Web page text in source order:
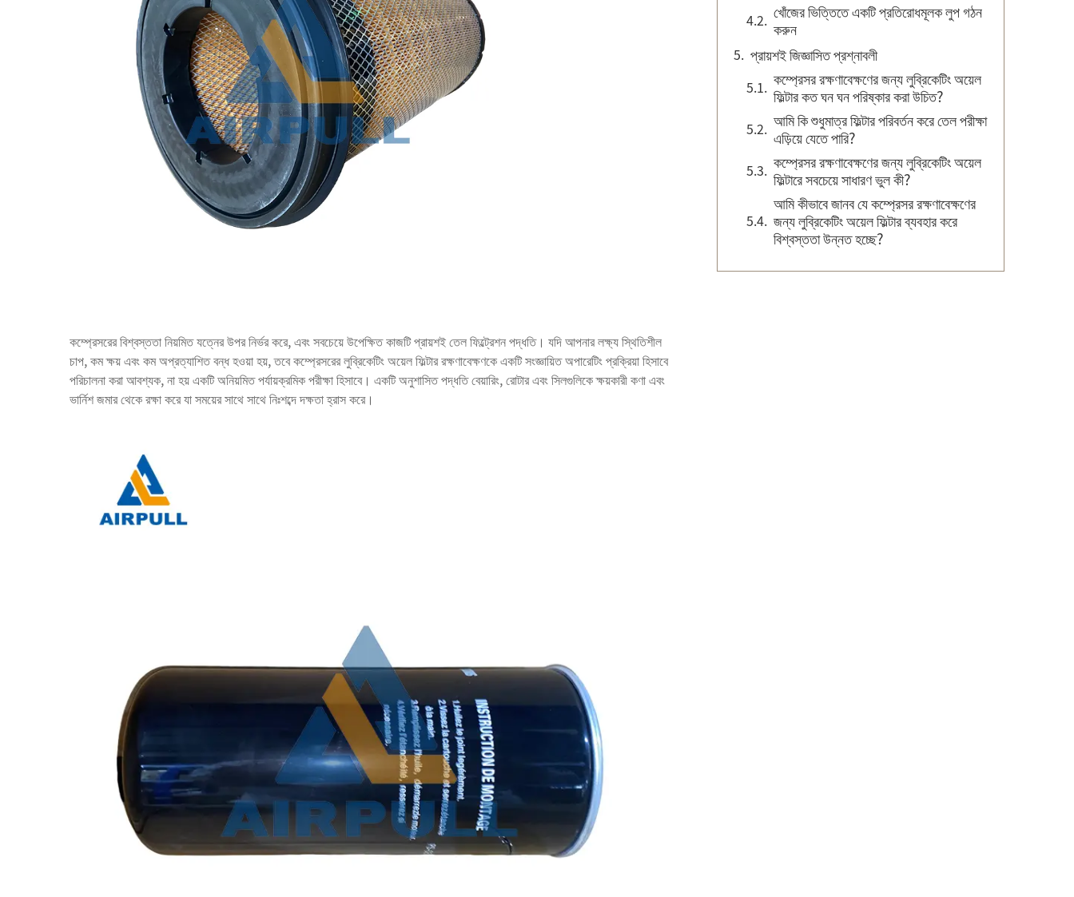
কম্প্রেসরের বিশ্বস্ততা নিয়মিত যত্নের উপর নির্ভর করে, এবং সবচেয়ে উপেক্ষিত কাজটি প্রায়শই তেল ফিল্ট্রেশন পদ্ধতি। যদি আপনার লক্ষ্য স্থিতিশীল
চাপ, কম ক্ষয় এবং কম অপ্রত্যাশিত বন্ধ হওয়া হয়, তবে কম্প্রেসরের লুব্রিকেটিং অয়েল ফিল্টার রক্ষণাবেক্ষণকে একটি সংজ্ঞায়িত অপারেটিং প্রক্রিয়া হিসাবে
পরিচালনা করা আবশ্যক, না হয় একটি অনিয়মিত পর্যায়ক্রমিক পরীক্ষা হিসাবে। একটি অনুশাসিত পদ্ধতি বেয়ারিং, রোটার এবং সিলগুলিকে ক্ষয়কারী কণা এবং
ভার্নিশ জমার থেকে রক্ষা করে যা সময়ের সাথে সাথে নিঃশব্দে দক্ষতা হ্রাস করে।
খোঁজের ভিত্তিতে একটি প্রতিরোধমূলক লুপ গঠন
করুন
প্রায়শই জিজ্ঞাসিত প্রশ্নাবলী
কম্প্রেসর রক্ষণাবেক্ষণের জন্য লুব্রিকেটিং অয়েল
ফিল্টার কত ঘন ঘন পরিষ্কার করা উচিত?
আমি কি শুধুমাত্র ফিল্টার পরিবর্তন করে তেল পরীক্ষা
এড়িয়ে যেতে পারি?
কম্প্রেসর রক্ষণাবেক্ষণের জন্য লুব্রিকেটিং অয়েল
ফিল্টারে সবচেয়ে সাধারণ ভুল কী?
আমি কীভাবে জানব যে কম্প্রেসর রক্ষণাবেক্ষণের
জন্য লুব্রিকেটিং অয়েল ফিল্টার ব্যবহার করে
বিশ্বস্ততা উন্নত হচ্ছে?